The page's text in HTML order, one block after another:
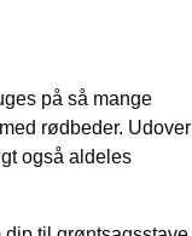
på så mange
rødbeder. Udover
også aldeles